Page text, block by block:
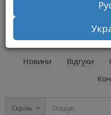
+38
+38
Новини Відгуки
Скрізь